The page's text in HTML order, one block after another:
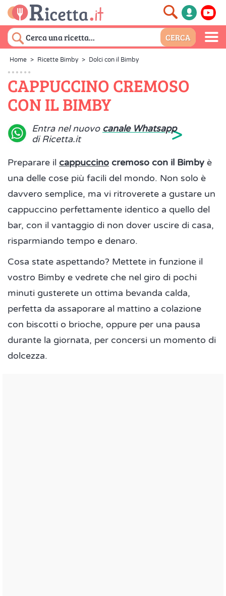
Home > Ricette Bimby > Dolci con il Bimby
CAPPUCCINO CREMOSO
CON IL BIMBY
Entra nel nuovo canale Whatsapp
di Ricetta.it
>
Preparare il cappuccino cremoso con il Bimby è
una delle cose più facili del mondo. Non solo è
davvero semplice, ma vi ritroverete a gustare un
cappuccino perfettamente identico a quello del
bar, con il vantaggio di non dover uscire di casa,
risparmiando tempo e denaro.
Cosa state aspettando? Mettete in funzione il
vostro Bimby e vedrete che nel giro di pochi
minuti gusterete un ottima bevanda calda,
perfetta da assaporare al mattino a colazione
con biscotti o brioche, oppure per una pausa
durante la giornata, per concersi un momento di
dolcezza.